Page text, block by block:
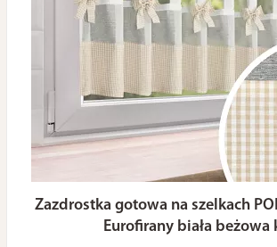
Zazdrostka gotowa na szelkach
Eurofirany biała beżowa